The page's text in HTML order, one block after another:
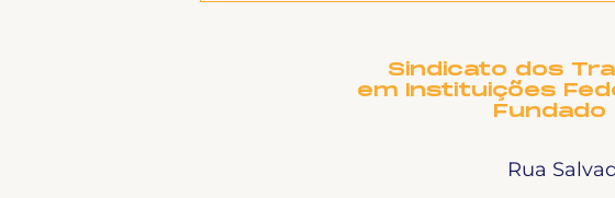
Sindicato dos
em Instituições
Fundado
Rua